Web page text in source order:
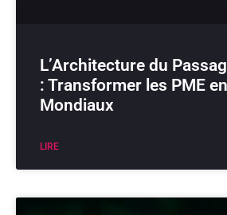
L’Architecture du
: Transformer les PME
Mondiaux
LIRE